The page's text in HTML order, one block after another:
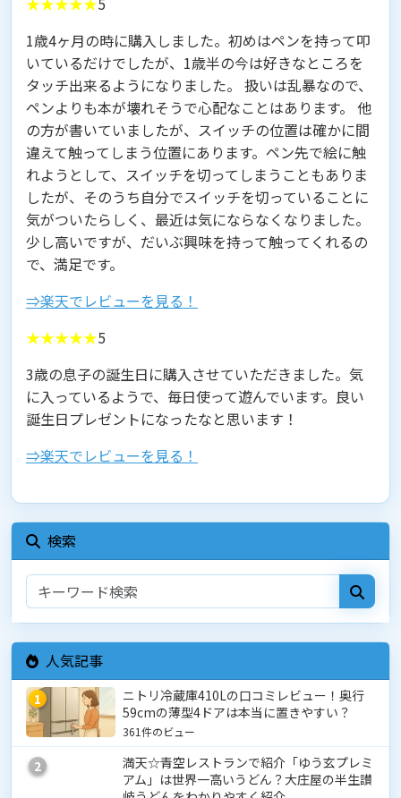
1歳4ヶ月の時に購入しました。初めはペンを持って叩
いているだけでしたが、1歳半の今は好きなところを
タッチ出来るようになりました。 扱いは乱暴なので、
ペンよりも本が壊れそうで心配なことはあります。 他
の方が書いていましたが、スイッチの位置は確かに間
違えて触ってしまう位置にあります。ペン先で絵に触
れようとして、スイッチを切ってしまうこともありま
したが、そのうち自分でスイッチを切っていることに
気がついたらしく、最近は気にならなくなりました。
少し高いですが、だいぶ興味を持って触ってくれるの
で、満足です。
⇒楽天でレビューを見る！
★★★★★5
3歳の息子の誕生日に購入させていただきました。気
に入っているようで、毎日使って遊んでいます。良い
誕生日プレゼントになったなと思います！
⇒楽天でレビューを見る！
検索
人気記事
1
ニトリ冷蔵庫410Lの口コミレビュー！奥行
59cmの薄型4ドアは本当に置きやすい？
361件のビュー
2
満天☆青空レストランで紹介「ゆう玄プレミ
アム」は世界一高いうどん？大庄屋の半生讃